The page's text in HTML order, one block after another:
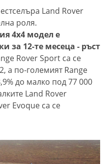
Land Rover
роля.
4x4 модел е
за 12-те месеца - ръст
Rover Sport са се
а по-големият Range
до малко под 77 000
Land Rover
Evoque са се